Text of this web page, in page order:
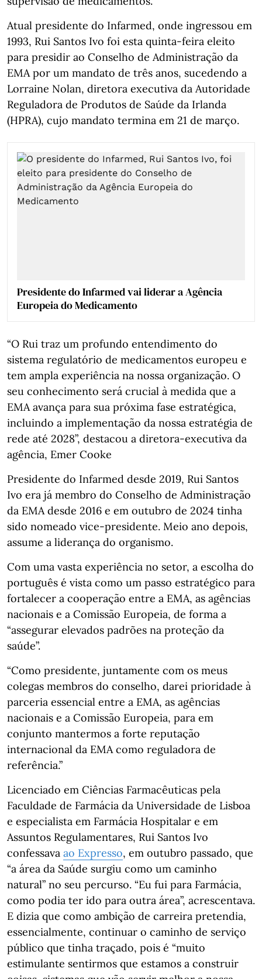
Atual presidente do Infarmed, onde ingressou em
1993, Rui Santos Ivo foi esta quinta-feira eleito
para presidir ao Conselho de Administração da
EMA por um mandato de três anos, sucedendo a
Lorraine Nolan, diretora executiva da Autoridade
Reguladora de Produtos de Saúde da Irlanda
(HPRA), cujo mandato termina em 21 de março.
Presidente do Infarmed vai liderar a Agência
Europeia do Medicamento
“O Rui traz um profundo entendimento do
sistema regulatório de medicamentos europeu e
tem ampla experiência na nossa organização. O
seu conhecimento será crucial à medida que a
EMA avança para sua próxima fase estratégica,
incluindo a implementação da nossa estratégia de
rede até 2028”, destacou a diretora-executiva da
agência, Emer Cooke
Presidente do Infarmed desde 2019, Rui Santos
Ivo era já membro do Conselho de Administração
da EMA desde 2016 e em outubro de 2024 tinha
sido nomeado vice-presidente. Meio ano depois,
assume a liderança do organismo.
Com uma vasta experiência no setor, a escolha do
português é vista como um passo estratégico para
fortalecer a cooperação entre a EMA, as agências
nacionais e a Comissão Europeia, de forma a
“assegurar elevados padrões na proteção da
saúde”.
“Como presidente, juntamente com os meus
colegas membros do conselho, darei prioridade à
parceria essencial entre a EMA, as agências
nacionais e a Comissão Europeia, para em
conjunto mantermos a forte reputação
internacional da EMA como reguladora de
referência.”
Licenciado em Ciências Farmacêuticas pela
Faculdade de Farmácia da Universidade de Lisboa
e especialista em Farmácia Hospitalar e em
Assuntos Regulamentares, Rui Santos Ivo
confessava ao Expresso, em outubro passado, que
“a área da Saúde surgiu como um caminho
natural” no seu percurso. “Eu fui para Farmácia,
como podia ter ido para outra área”, acrescentava.
E dizia que como ambição de carreira pretendia,
essencialmente, continuar o caminho de serviço
público que tinha traçado, pois é “muito
estimulante sentirmos que estamos a construir